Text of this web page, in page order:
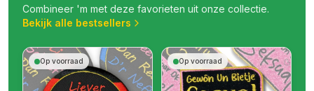
Combineer 'm met deze favorieten uit onze collectie.
Bekijk alle bestsellers
Op voorraad Op voorraad